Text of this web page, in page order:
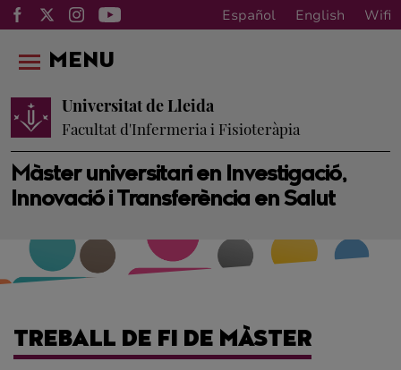
Español English Wifi
Màster universitari en Investigació,
Innovació i Transferència en Salut
Universitat de Lleida
Facultat d'Infermeria i Fisioteràpia
MENU
TREBALL DE FI DE MÀSTER